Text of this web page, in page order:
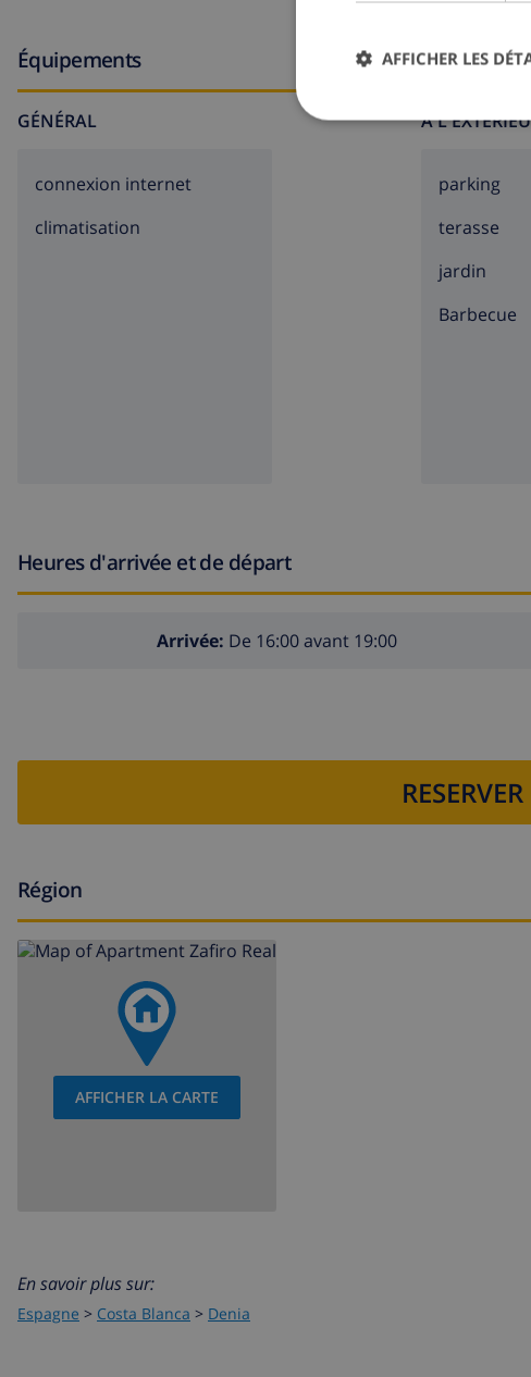
Équipements
GÉNÉRAL
connexion internet
climatisation
À
parking
terasse
jardin
barbecue
Heures d'arrivée et de départ
Arrivée: De 16:00 avant 19:00
Région
AFFICHER LA CARTE
En savoir plus sur:
Espagne > Costa Blanca > Denia
AFFICHER LES